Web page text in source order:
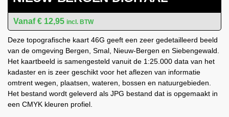
€ 12,95 incl. BTW
Deze topografische kaart 46G geeft een zeer gedetailleerd beeld
van de omgeving Bergen, Smal, Nieuw-Bergen en Siebengewald.
Het kaartbeeld is samengesteld vanuit de 1:25.000 data van het
kadaster en is zeer geschikt voor het aflezen van informatie
omtrent wegen, plaatsen, wateren, bossen en natuurgebieden.
Het bestand wordt geleverd als JPG bestand dat is opgemaakt in
een CMYK kleuren profiel.